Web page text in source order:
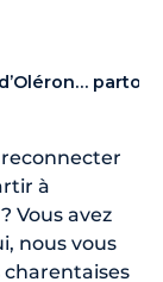
d’Oléron…
reconnecter
à
Vous avez
nous vous
charentaises